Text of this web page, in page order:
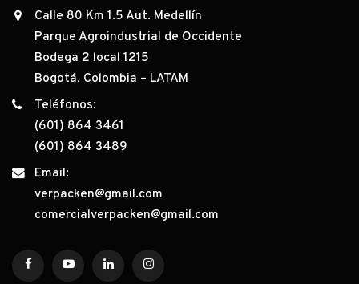
Calle 80 Km 1.5 Aut. Medellín
Parque Agroindustrial de Occidente
Bodega 2 local 1215
Bogotá, Colombia – LATAM
Teléfonos:
(601) 864 3461
(601) 864 3489
Email:
verpacken@gmail.com
comercialverpacken@gmail.com